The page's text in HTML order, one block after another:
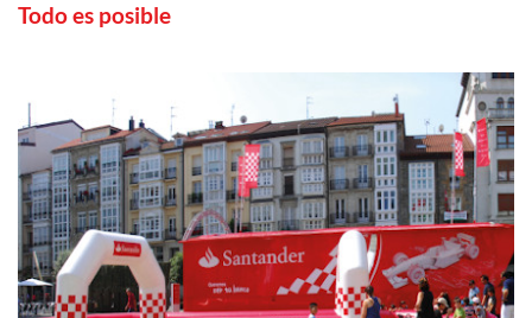
Todo es posible